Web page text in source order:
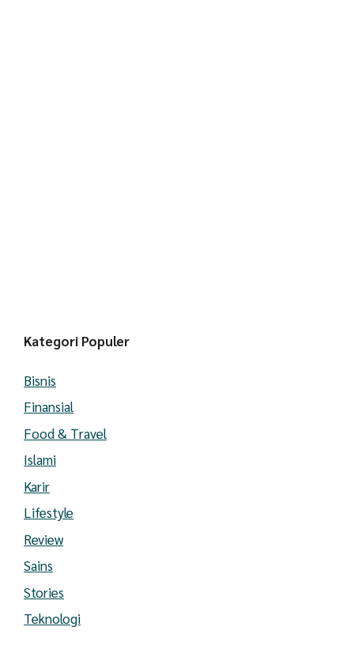
Kategori Populer
Bisnis
Finansial
Food & Travel
Islami
Karir
Lifestyle
Review
Sains
Stories
Teknologi